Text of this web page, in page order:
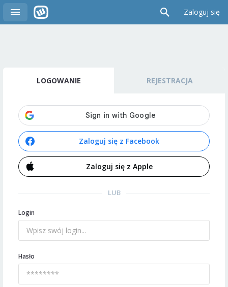
Zaloguj się
LOGOWANIE REJESTRACJA
Zaloguj się z Facebook
Zaloguj się z Apple
LUB
Login
Hasło